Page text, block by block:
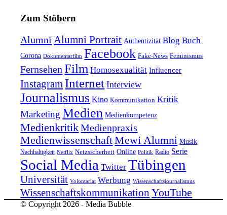
Zum Stöbern
Alumni Alumni Portrait Authentizität Blog Buch
Corona Dokumentarfilm Facebook Fake-News Feminismus
Fernsehen Film Homosexualität Influencer
Instagram Internet Interview
Journalismus Kino Kommunikation Kritik
Marketing Medien Medienkompetenz
Medienkritik Medienpraxis
MedienwissenschaftMewi Alumni Musik
Nachhaltigkeit Netflix Netzsicherheit Online Politik Radio Serie
Social Media Twitter Tübingen
Universität Volontariat Werbung Wissenschaftsjournalismus
Wissenschaftskommunikation YouTube
© Copyright 2026 - Media Bubble